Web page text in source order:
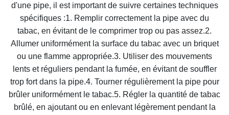
d'une pipe, il est important de suivre certaines techniques
spécifiques :1. Remplir correctement la pipe avec du
tabac, en évitant de le comprimer trop ou pas assez.2.
Allumer uniformément la surface du tabac avec un briquet
ou une flamme appropriée.3. Utiliser des mouvements
lents et réguliers pendant la fumée, en évitant de souffler
trop fort dans la pipe.4. Tourner régulièrement la pipe pour
brûler uniformément le tabac.5. Régler la quantité de tabac
brûlé, en ajoutant ou en enlevant légèrement pendant la